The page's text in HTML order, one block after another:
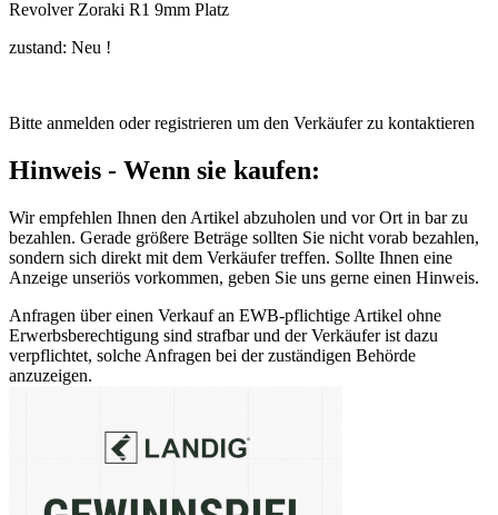
Revolver Zoraki R1 9mm Platz
zustand: Neu !
Bitte anmelden oder registrieren um den Verkäufer zu kontaktieren
Hinweis - Wenn sie kaufen:
Wir empfehlen Ihnen den Artikel abzuholen und vor Ort in bar zu
bezahlen. Gerade größere Beträge sollten Sie nicht vorab bezahlen,
sondern sich direkt mit dem Verkäufer treffen. Sollte Ihnen eine
Anzeige unseriös vorkommen, geben Sie uns gerne einen Hinweis.
Anfragen über einen Verkauf an EWB-pflichtige Artikel ohne
Erwerbsberechtigung sind strafbar und der Verkäufer ist dazu
verpflichtet, solche Anfragen bei der zuständigen Behörde
anzuzeigen.